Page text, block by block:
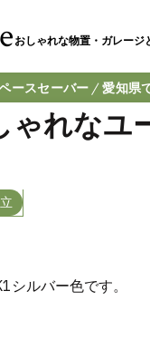
おしゃれな物置・ガレージ
ースセーバー 愛知県
ゃれなユ
ルバー色です。